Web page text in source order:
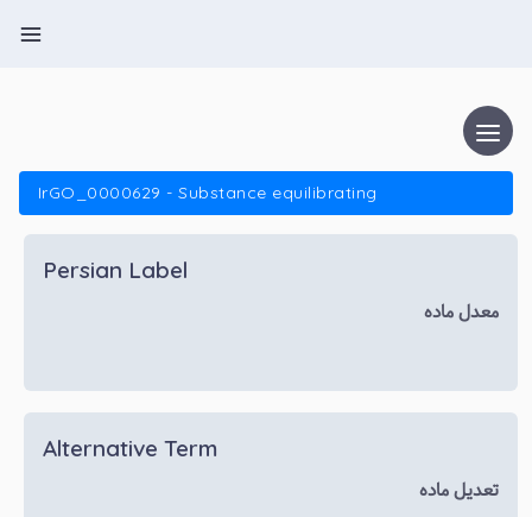
IrGO_0000629 - Substance equilibrating
Persian Label
معدل ماده
Alternative Term
تعدیل ماده